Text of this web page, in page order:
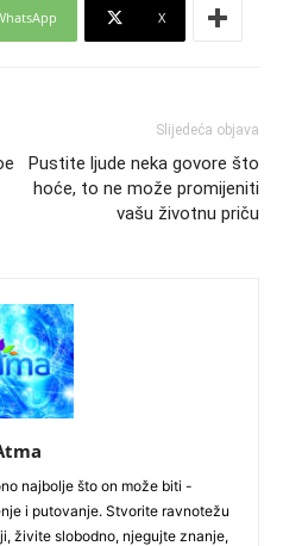
X
Slijedeća objava
Pustite ljude neka govore što
hoće, to ne može promijeniti
vašu životnu priču
najbolje što on može biti -
i putovanje. Stvorite ravnotežu
živite slobodno, njegujte znanje,